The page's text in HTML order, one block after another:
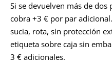
Si se devuelven más de
cobra +3 € por par
sucia, rota, sin protección
etiqueta sobre caja sin
3 € adicionales.